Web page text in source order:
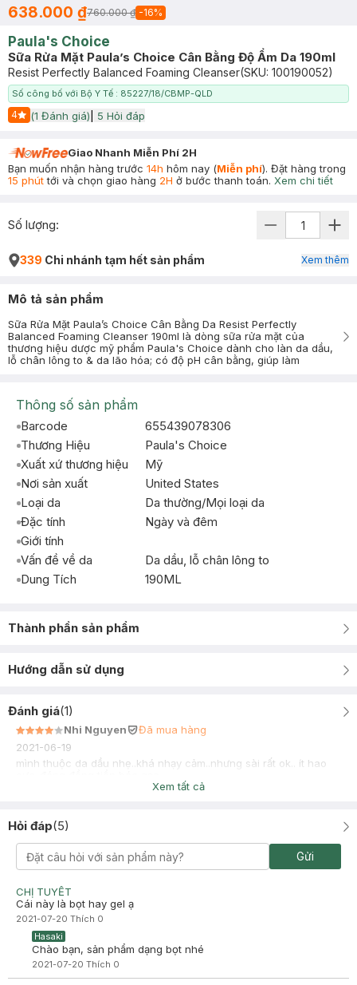
638.000 ₫760.000 ₫ -16%
Paula's Choice
Sữa Rửa Mặt Paula’s Choice Cân Bằng Độ Ẩm Da 190ml
Resist Perfectly Balanced Foaming Cleanser(SKU: 100190052)
Số công bố với Bộ Y Tế : 85227/18/CBMP-QLD
4
Start Icon
(1 Đánh giá) 5 Hỏi đáp
Giao Nhanh Miễn Phí 2H
Bạn muốn nhận hàng trước 14h hôm nay (Miễn phí). Đặt hàng trong
15 phúttới và chọn giao hàng 2H ở bước thanh toán. Xem chi tiết
Số lượng:
339 Chi nhánh tạm hết sản phẩm Xem thêm
Mô tả sản phẩm
Sữa Rửa Mặt Paula’s Choice Cân Bằng Da Resist Perfectly
Balanced Foaming Cleanser 190ml là dòng sữa rửa mặt của
thương hiệu dược mỹ phẩm Paula's Choice dành cho làn da dầu,
lỗ chân lông to & da lão hóa; có độ pH cân bằng, giúp làm
Thông số sản phẩm
Barcode
655439078306
Thương Hiệu
Paula's Choice
Xuất xứ thương hiệu
Mỹ
Nơi sản xuất
United States
Loại da
Da thường/Mọi loại da
Đặc tính
Ngày và đêm
Giới tính
Vấn đề về da
Da dầu, lỗ chân lông to
Dung Tích
190ML
Thành phần sản phẩm
Hướng dẫn sử dụng
Đánh giá(1)
Nhi Nguyen
Đã mua hàng
2021-06-19
mình thuộc da dầu nhẹ..khá nhạy cảm..nhưng sài rất ok.. ít hao
Xem tất cả
Hỏi đáp(5)
Gửi
CHỊ TUYẾT
Cái này là bọt hay gel ạ
2021-07-20 Thích 0
Hasaki
Chào bạn, sản phẩm dạng bọt nhé
2021-07-20 Thích 0